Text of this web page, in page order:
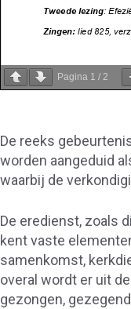
Pagina 1 / 2
De reeks
worden aangeduid
waarbij de
De eredienst, zoals
kent vaste
samenkomst,
overal wordt er uit
gezongen,